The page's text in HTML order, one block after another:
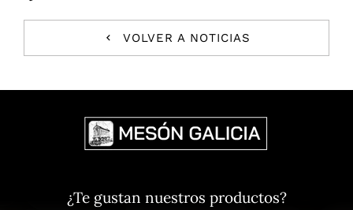
VOLVER A NOTICIAS
¿Te gustan nuestros productos?